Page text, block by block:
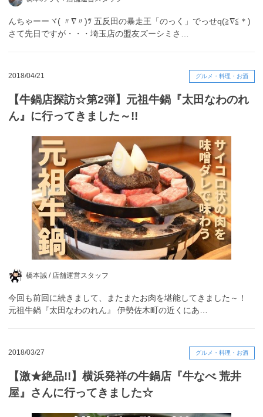
んちゃーーヾ( 〃∇〃)ﾂ 五反田の暴走王「のっく」でっせq(≧∇≦＊)
さて先日ですが・・・埼玉店の盟友ズーシミさ…
2018/04/21 グルメ・料理・お酒
【牛鍋店探訪☆第2弾】元祖牛鍋『太田なわのれ
ん』に行ってきました～!!
橋本誠 / 店舗運営スタッフ
今回も前回に続きまして、またまたお肉を堪能してきました～！
元祖牛鍋『太田なわのれん』 伊勢佐木町の近くにあ…
2018/03/27 グルメ・料理・お酒
【激★絶品!!】横浜発祥の牛鍋店『牛なべ 荒井
屋』さんに行ってきました☆